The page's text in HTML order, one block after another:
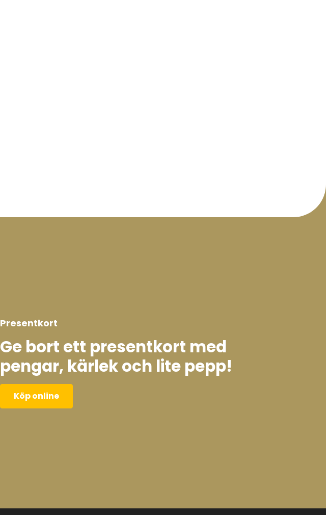
Presentkort
Ge bort ett presentkort med
pengar, kärlek och lite pepp!
Köp online